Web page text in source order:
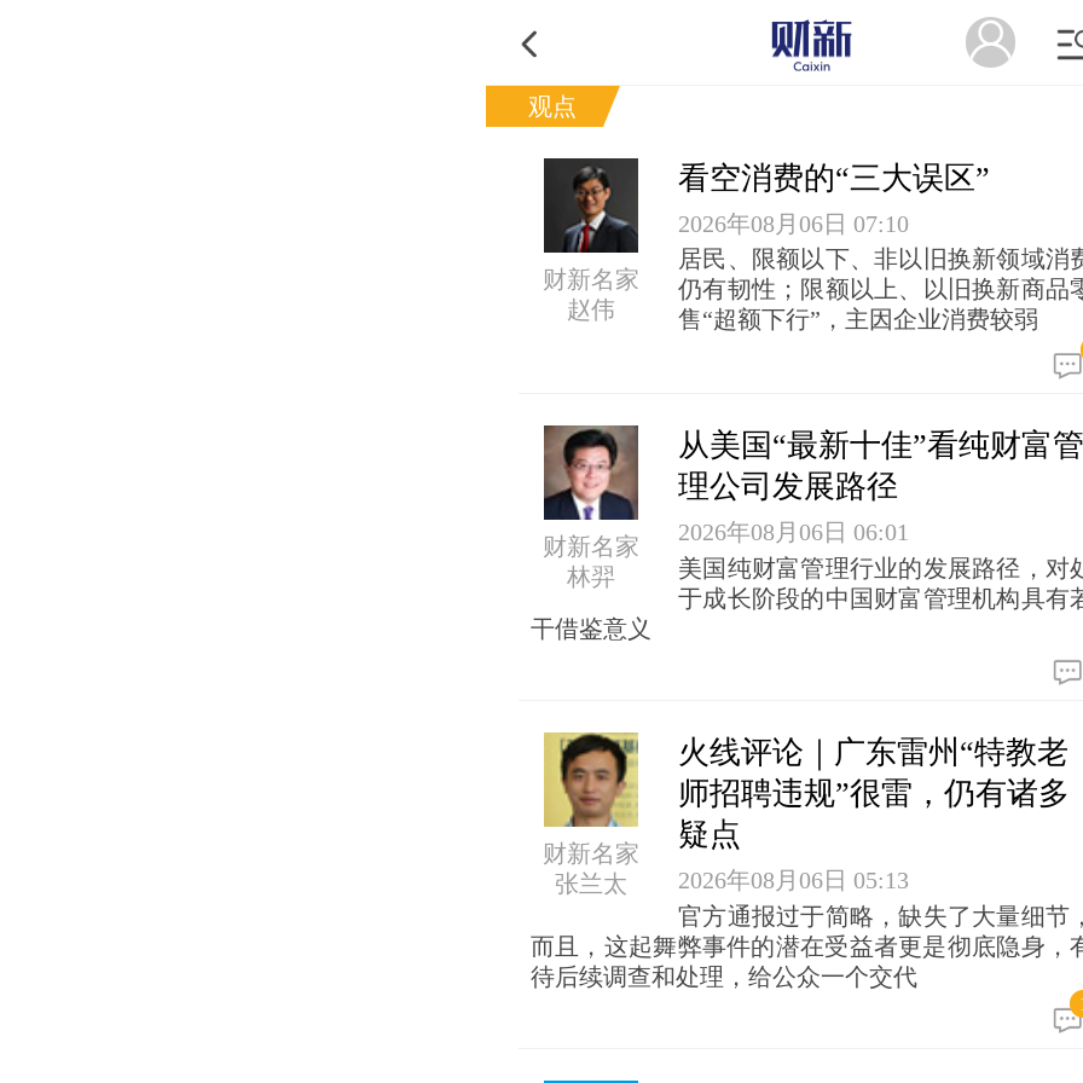
观点
财新名家
赵伟
看空消费的“三大误区”
2026年08月06日 07:10
居民、限额以下、非以旧换新领域消
仍有韧性；限额以上、以旧换新商品
售“超额下行”，主因企业消费较弱
财新名家
林羿
从美国“最新十佳”看纯财富管
理公司发展路径
2026年08月06日 06:01
美国纯财富管理行业的发展路径，对
于成长阶段的中国财富管理机构具有
干借鉴意义
财新名家
张兰太
火线评论｜广东雷州“特教老
师招聘违规”很雷，仍有诸多
疑点
2026年08月06日 05:13
官方通报过于简略，缺失了大量细节，
而且，这起舞弊事件的潜在受益者更是彻底隐身，
待后续调查和处理，给公众一个交代